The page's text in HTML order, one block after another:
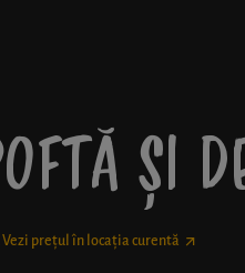
ȘI
Vezi prețul în locația curentă